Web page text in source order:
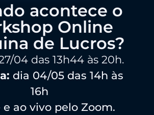
acontece o
Online
de Lucros?
04 das 13h44 às 20h.
dia 04/05 das 14h às
16h
ao vivo pelo Zoom.